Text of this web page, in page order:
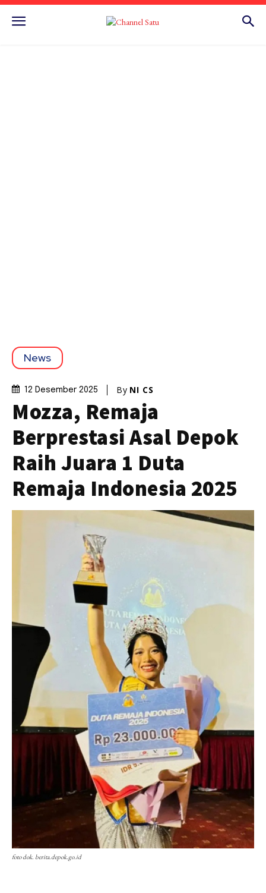
News
12 Desember 2025 By NI CS
Mozza, Remaja
Berprestasi Asal Depok
Raih Juara 1 Duta
Remaja Indonesia 2025
foto dok. berita.depok.go.id